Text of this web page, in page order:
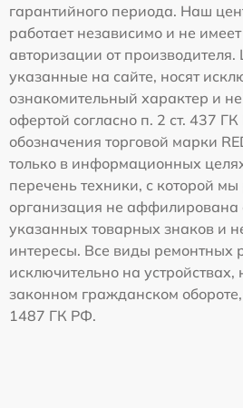
гарантийного периода. Наш
работает независимо и не
авторизации от
указанные на сайте, носят
ознакомительный характер и
офертой согласно п. 2 ст. 437
обозначения торговой марки
только в информационных
перечень техники, с которой
организация не аффилирована
указанных товарных знаков и
интересы. Все виды ремонтных
исключительно на
законном гражданском обороте,
1487 ГК РФ.